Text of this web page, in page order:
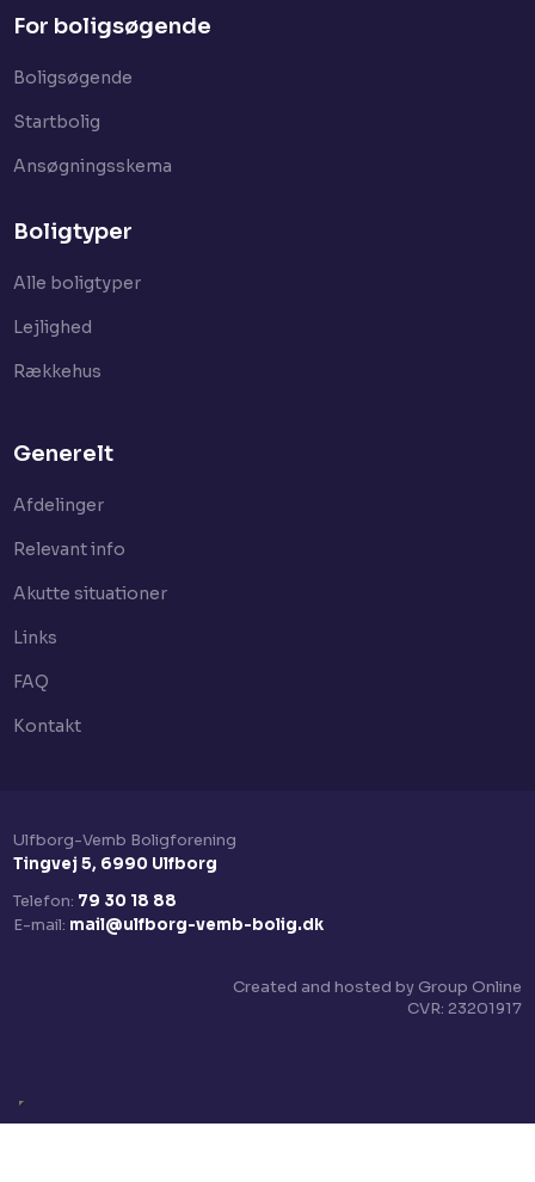
For boligsøgende
Boligsøgende
Startbolig​
Ansøgningsskema
Boligtyper
Alle boligtyper
Lejlighed
Rækkehus
Generelt
Afdelinger
Relevant info
Akutte situationer
Links
FAQ
Kontakt
Ulfborg-Vemb Boligforening​
Tingvej 5, 6990 Ulfborg
Telefon: 79 30 18 88
E-mail: mail@ulfborg-vemb-bolig.dk
Created and hosted by Group Online
CVR:​ 23201917